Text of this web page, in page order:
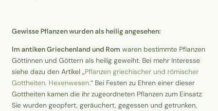
Gewisse Pflanzen wurden als heilig angesehen:
Im antiken Griechenland und Rom waren bestimmte Pflanzen
Göttinnen und Göttern als heilig geweiht. Bei mehr Interesse
siehe dazu den Artikel „Pflanzen griechischer und römischer
Gottheiten. Hexenwesen.“ Bei Festen zu Ehren einer dieser
Gottheiten kamen die ihr zugeordneten Pflanzen zum Einsatz:
Sie wurden geopfert, geräuchert, gegessen und getrunken,